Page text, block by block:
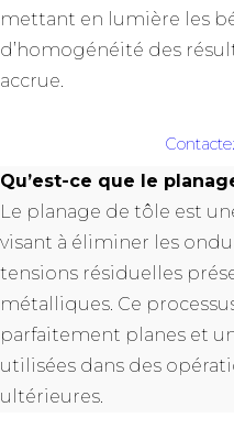
mettant en lumière les
d’homogénéité des
accrue.
Qu’est-ce que le
Le planage de tôle est
visant à éliminer les
tensions résiduelles
métalliques. Ce
parfaitement planes et
utilisées dans des
ultérieures.